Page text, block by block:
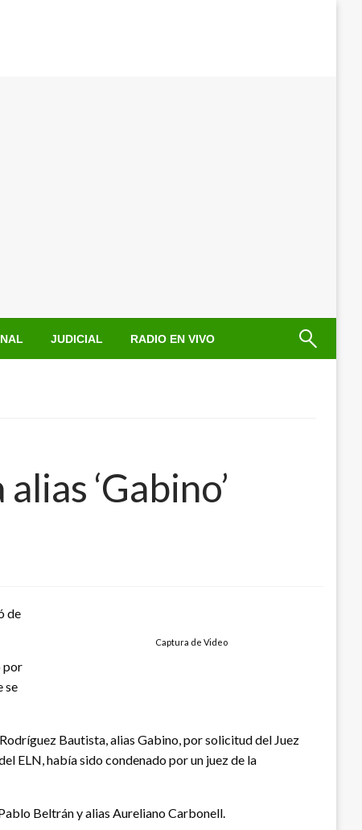
JUDICIAL RADIO EN VIVO
‘Gabino’
Captura de Video
de
por
se
Bautista, alias Gabino, por solicitud del Juez
ELN, había sido condenado por un juez de la
Beltrán y alias Aureliano Carbonell.